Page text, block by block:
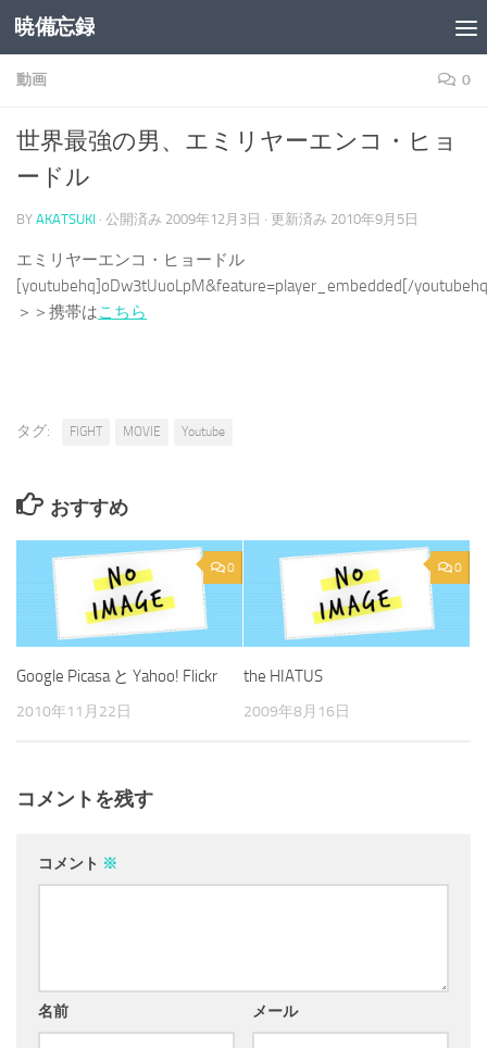
コンテンツへスキップ
暁備忘録
動画 0
世界最強の男、エミリヤーエンコ・ヒョ
ードル
BY AKATSUKI · 公開済み 2009年12月3日 · 更新済み 2010年9月5日
エミリヤーエンコ・ヒョードル
[youtubehq]oDw3tUuoLpM&feature=player_embedded[/
＞＞携帯はこちら
タグ: FIGHT MOVIE Youtube
おすすめ
0
Google Picasa と Yahoo! Flickr
2010年11月22日
0
the HIATUS
2009年8月16日
コメントを残す
コメント ※
名前 メール